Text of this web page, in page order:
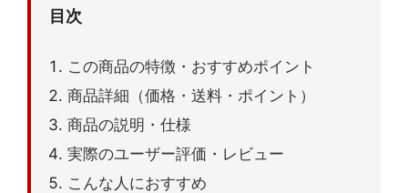
目次
この商品の特徴・おすすめポイント
商品詳細（価格・送料・ポイント）
商品の説明・仕様
実際のユーザー評価・レビュー
こんな人におすすめ